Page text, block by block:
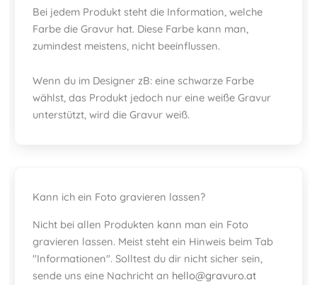
Bei jedem Produkt steht die Information, welche
Farbe die Gravur hat. Diese Farbe kann man,
zumindest meistens, nicht beeinflussen.
Wenn du im Designer zB: eine schwarze Farbe
wählst, das Produkt jedoch nur eine weiße Gravur
unterstützt, wird die Gravur weiß.
Kann ich ein Foto gravieren lassen?
Nicht bei allen Produkten kann man ein Foto
gravieren lassen. Meist steht ein Hinweis beim Tab
"Informationen". Solltest du dir nicht sicher sein,
sende uns eine Nachricht an hello@gravuro.at